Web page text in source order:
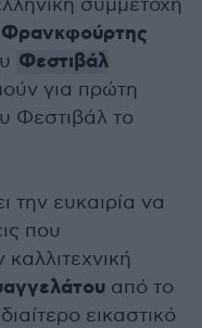
συμμετοχή
Φρανκφούρτης
Φεστιβάλ
για πρώτη
Φεστιβάλ το
την ευκαιρία να
που
από το
εικαστικό